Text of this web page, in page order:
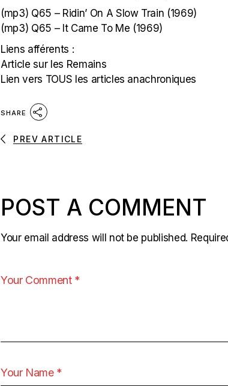
(mp3) Q65 – Ridin’ On A Slow Train (1969)
(mp3) Q65 – It Came To Me (1969)
Liens afférents :
Article sur les Remains
Lien vers TOUS les articles anachroniques
SHARE
PREV ARTICLE
POST A COMMENT
Your email address will not be published.